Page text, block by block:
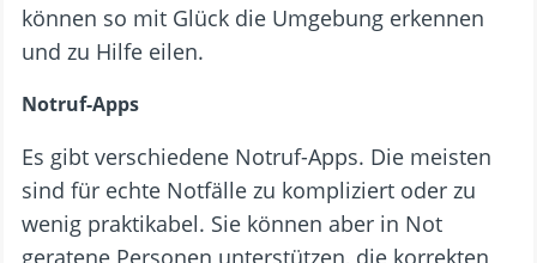
können so mit Glück die Umgebung erkennen
und zu Hilfe eilen.
Notruf-Apps
Es gibt verschiedene Notruf-Apps. Die meisten
sind für echte Notfälle zu kompliziert oder zu
wenig praktikabel. Sie können aber in Not
geratene Personen unterstützen, die korrekten